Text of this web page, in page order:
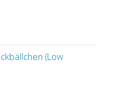
(Low